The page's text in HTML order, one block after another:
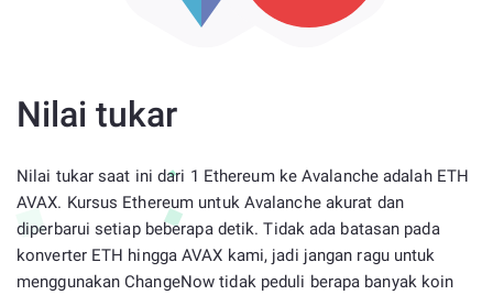
Nilai tukar
Nilai tukar saat ini dari 1 Ethereum ke Avalanche adalah ETH
AVAX. Kursus Ethereum untuk Avalanche akurat dan
diperbarui setiap beberapa detik. Tidak ada batasan pada
konverter ETH hingga AVAX kami, jadi jangan ragu untuk
menggunakan ChangeNow tidak peduli berapa banyak koin